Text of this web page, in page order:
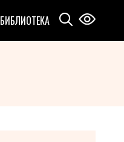
БИБЛИОТЕКА